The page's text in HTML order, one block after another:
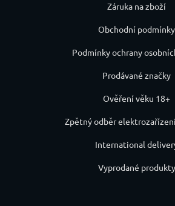
Záruka na zboží
Obchodní podmínky
Podmínky ochrany
Prodávané značky
Ověření věku 18+
Zpětný odběr
International
Vyprodané produkty